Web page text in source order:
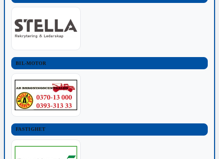
BIL-MOTOR
FASTIGHET